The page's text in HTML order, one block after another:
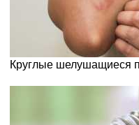
Круглые шелушащиеся